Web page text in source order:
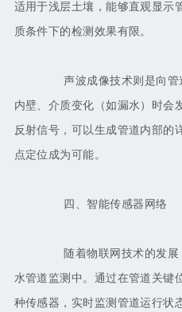
适用于浅层土壤，能够直观显示
质条件下的检测效果有限。
声波成像技术则是向管
内壁、介质变化（如漏水）时会
反射信号，可以生成管道内部的
点定位成为可能。
四、智能传感器网络
随着物联网技术的发展
水管道监测中。通过在管道关键
种传感器，实时监测管道运行状